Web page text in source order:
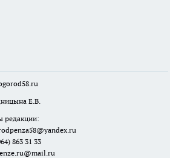
Е.В.
редакции:
863 31 33